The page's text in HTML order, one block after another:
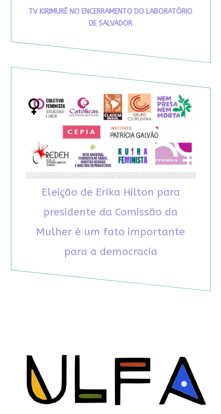
TV KIRIMURÊ NO ENCERRAMENTO DO LABORATÓRIO
DE SALVADOR
Eleição de Erika Hilton para
presidente da Comissão da
Mulher é um fato importante
para a democracia